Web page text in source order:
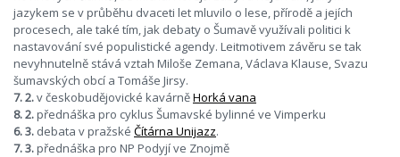
jazykem se v průběhu dvaceti let mluvilo o lese, přírodě a jejích
procesech, ale také tím, jak debaty o Šumavě využívali politici k
nastavování své populistické agendy. Leitmotivem závěru se tak
nevyhnutelně stává vztah Miloše Zemana, Václava Klause, Svazu
šumavských obcí a Tomáše Jirsy.
7. 2.v českobudějovické kavárněHorká vana
8. 2.přednáška pro cyklus Šumavské bylinné ve Vimperku
6. 3. debata v pražské Čítárna Unijazz.
7. 3.přednáška pro NP Podyjí ve Znojmě